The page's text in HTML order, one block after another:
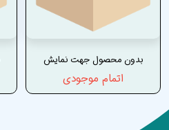
بدون محصول جهت نمایش
اتمام موجودی